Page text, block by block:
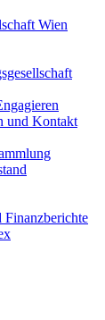
Wien
und Kontakt
Finanzberichte